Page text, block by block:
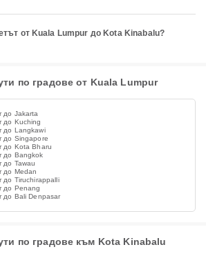
от Kuala Lumpur до Kota Kinabalu?
по градове от Kuala Lumpur
до Jakarta
до Kuching
до Langkawi
до Singapore
до Kota Bharu
до Bangkok
до Tawau
до Medan
до Tiruchirappalli
до Penang
до Bali Denpasar
по градове към Kota Kinabalu